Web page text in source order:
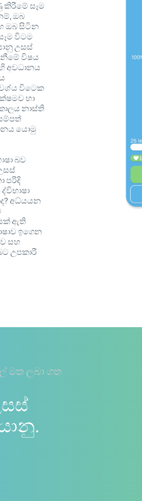
කිරීමේ සෑම
ඔබ
ඔබ සිටින
විටම
උසස්
විෂය
අවධානය
විටෙක
හා
නාස්ති
යොමු
බව
පරිදි
අධ්යයන
ඇති
ඉගෙන
සහ
උපකාරී
මත ලබා ගත